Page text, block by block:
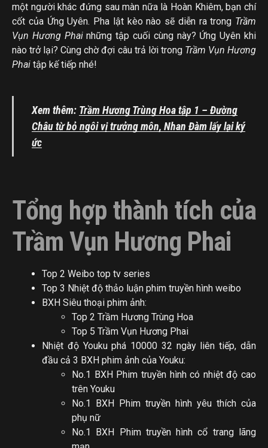
một người khác đứng sau màn nữa là Hoàn Khiêm, bạn chí
cốt của Ứng Uyên. Pha lật kèo nào sẽ diễn ra trong Trầm
Vụn Hương Phainhững tập cuối cùng này? Ứng Uyên khi
nào trở lại? Cùng chờ đợi câu trả lời trong Trầm Vụn Hương
Phai tập kế tiếp nhé!
Xem thêm: Trầm Hương Trùng Hoa tập 1 – Đường
Châu từ bỏ ngôi vị trưởng môn, Nhan Đàm lấy lại ký
ức
Tổng hợp thành tích của
Trầm Vụn Hương Phai
Top 2 Weibo top tv series
Top 3 Nhiệt độ thảo luận phim truyền hình weibo
BXH Siêu thoại phim ảnh:
Top 2 Trầm Hương Trùng Hoa
Top 5 Trầm Vụn Hương Phai
Nhiệt độ Youku phá 10000 32 ngày liên tiếp, dẫn
đầu cả 3 BXH phim ảnh của Youku:
No.1 BXH Phim truyền hình có nhiệt độ cao
trên Youku
No.1 BXH Phim truyền hình yêu thích của
phụ nữ
No.1 BXH Phim truyền hình cổ trang lãng